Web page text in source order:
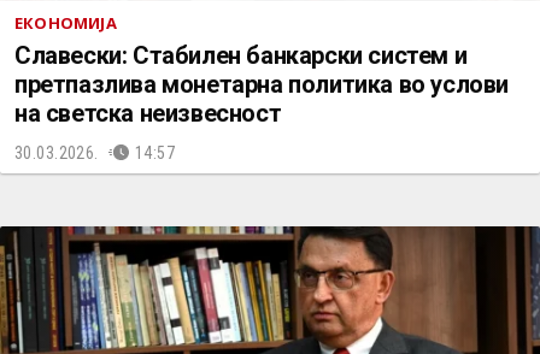
ЕКОНОМИЈА
Славески: Стабилен банкарски систем и
претпазлива монетарна политика во услови
на светска неизвесност
30.03.2026. 14:57